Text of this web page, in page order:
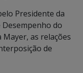
Presidente da
Desempenho do
Mayer, as relações
de